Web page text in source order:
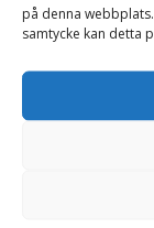
på denna
samtycke kan detta
Din recension*